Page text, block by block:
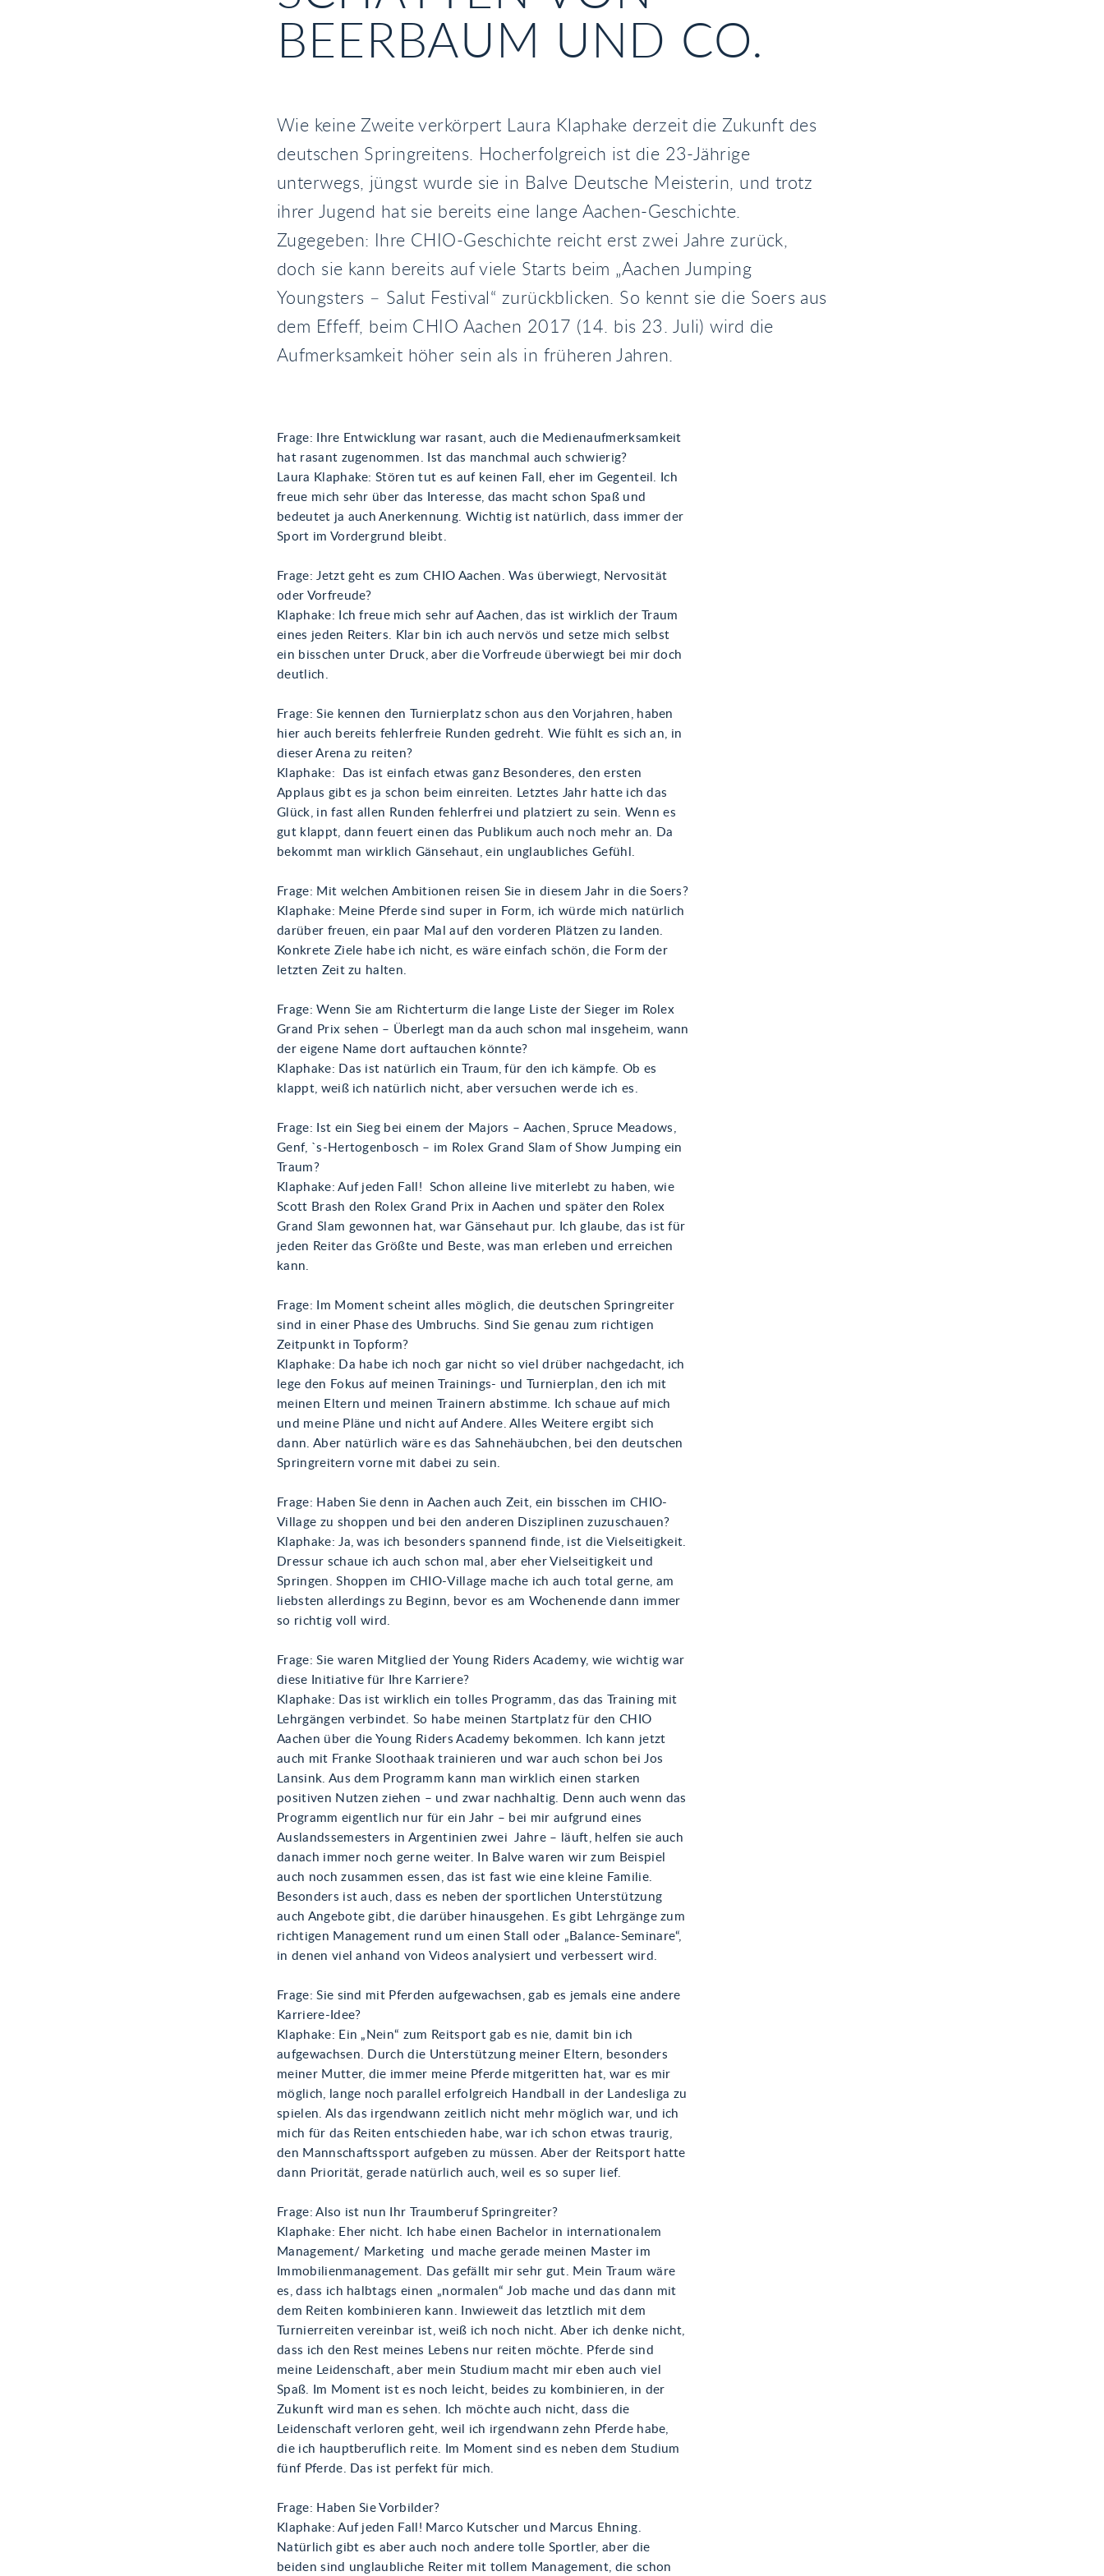
BEERBAUM UND CO.
Wie keine Zweite verkörpert Laura Klaphake derzeit die Zukunft des
deutschen Springreitens. Hocherfolgreich ist die 23-Jährige
unterwegs, jüngst wurde sie in Balve Deutsche Meisterin, und trotz
ihrer Jugend hat sie bereits eine lange Aachen-Geschichte.
Zugegeben: Ihre CHIO-Geschichte reicht erst zwei Jahre zurück,
doch sie kann bereits auf viele Starts beim „Aachen Jumping
Youngsters – Salut Festival“ zurückblicken. So kennt sie die Soers aus
dem Effeff, beim CHIO Aachen 2017 (14. bis 23. Juli) wird die
Aufmerksamkeit höher sein als in früheren Jahren.
Frage: Ihre Entwicklung war rasant, auch die Medienaufmerksamkeit
hat rasant zugenommen. Ist das manchmal auch schwierig?
Laura Klaphake: Stören tut es auf keinen Fall, eher im Gegenteil. Ich
freue mich sehr über das Interesse, das macht schon Spaß und
bedeutet ja auch Anerkennung. Wichtig ist natürlich, dass immer der
Sport im Vordergrund bleibt.
Frage: Jetzt geht es zum CHIO Aachen. Was überwiegt, Nervosität
oder Vorfreude?
Klaphake: Ich freue mich sehr auf Aachen, das ist wirklich der Traum
eines jeden Reiters. Klar bin ich auch nervös und setze mich selbst
ein bisschen unter Druck, aber die Vorfreude überwiegt bei mir doch
deutlich.
Frage: Sie kennen den Turnierplatz schon aus den Vorjahren, haben
hier auch bereits fehlerfreie Runden gedreht. Wie fühlt es sich an, in
dieser Arena zu reiten?
Klaphake: Das ist einfach etwas ganz Besonderes, den ersten
Applaus gibt es ja schon beim einreiten. Letztes Jahr hatte ich das
Glück, in fast allen Runden fehlerfrei und platziert zu sein. Wenn es
gut klappt, dann feuert einen das Publikum auch noch mehr an. Da
bekommt man wirklich Gänsehaut, ein unglaubliches Gefühl.
Frage: Mit welchen Ambitionen reisen Sie in diesem Jahr in die Soers?
Klaphake: Meine Pferde sind super in Form, ich würde mich natürlich
darüber freuen, ein paar Mal auf den vorderen Plätzen zu landen.
Konkrete Ziele habe ich nicht, es wäre einfach schön, die Form der
letzten Zeit zu halten.
Frage: Wenn Sie am Richterturm die lange Liste der Sieger im Rolex
Grand Prix sehen – Überlegt man da auch schon mal insgeheim, wann
der eigene Name dort auftauchen könnte?
Klaphake: Das ist natürlich ein Traum, für den ich kämpfe. Ob es
klappt, weiß ich natürlich nicht, aber versuchen werde ich es.
Frage: Ist ein Sieg bei einem der Majors – Aachen, Spruce Meadows,
Genf, `s-Hertogenbosch – im Rolex Grand Slam of Show Jumping ein
Traum?
Klaphake: Auf jeden Fall! Schon alleine live miterlebt zu haben, wie
Scott Brash den Rolex Grand Prix in Aachen und später den Rolex
Grand Slam gewonnen hat, war Gänsehaut pur. Ich glaube, das ist für
jeden Reiter das Größte und Beste, was man erleben und erreichen
kann.
Frage: Im Moment scheint alles möglich, die deutschen Springreiter
sind in einer Phase des Umbruchs. Sind Sie genau zum richtigen
Zeitpunkt in Topform?
Klaphake: Da habe ich noch gar nicht so viel drüber nachgedacht, ich
lege den Fokus auf meinen Trainings- und Turnierplan, den ich mit
meinen Eltern und meinen Trainern abstimme. Ich schaue auf mich
und meine Pläne und nicht auf Andere. Alles Weitere ergibt sich
dann. Aber natürlich wäre es das Sahnehäubchen, bei den deutschen
Springreitern vorne mit dabei zu sein.
Frage: Haben Sie denn in Aachen auch Zeit, ein bisschen im CHIO-
Village zu shoppen und bei den anderen Disziplinen zuzuschauen?
Klaphake: Ja, was ich besonders spannend finde, ist die Vielseitigkeit.
Dressur schaue ich auch schon mal, aber eher Vielseitigkeit und
Springen. Shoppen im CHIO-Village mache ich auch total gerne, am
liebsten allerdings zu Beginn, bevor es am Wochenende dann immer
so richtig voll wird.
Frage: Sie waren Mitglied der Young Riders Academy, wie wichtig war
diese Initiative für Ihre Karriere?
Klaphake: Das ist wirklich ein tolles Programm, das das Training mit
Lehrgängen verbindet. So habe meinen Startplatz für den CHIO
Aachen über die Young Riders Academy bekommen. Ich kann jetzt
auch mit Franke Sloothaak trainieren und war auch schon bei Jos
Lansink. Aus dem Programm kann man wirklich einen starken
positiven Nutzen ziehen – und zwar nachhaltig. Denn auch wenn das
Programm eigentlich nur für ein Jahr – bei mir aufgrund eines
Auslandssemesters in Argentinien zwei Jahre – läuft, helfen sie auch
danach immer noch gerne weiter. In Balve waren wir zum Beispiel
auch noch zusammen essen, das ist fast wie eine kleine Familie.
Besonders ist auch, dass es neben der sportlichen Unterstützung
auch Angebote gibt, die darüber hinausgehen. Es gibt Lehrgänge zum
richtigen Management rund um einen Stall oder „Balance-Seminare“,
in denen viel anhand von Videos analysiert und verbessert wird.
Frage: Sie sind mit Pferden aufgewachsen, gab es jemals eine andere
Karriere-Idee?
Klaphake: Ein „Nein“ zum Reitsport gab es nie, damit bin ich
aufgewachsen. Durch die Unterstützung meiner Eltern, besonders
meiner Mutter, die immer meine Pferde mitgeritten hat, war es mir
möglich, lange noch parallel erfolgreich Handball in der Landesliga zu
spielen. Als das irgendwann zeitlich nicht mehr möglich war, und ich
mich für das Reiten entschieden habe, war ich schon etwas traurig,
den Mannschaftssport aufgeben zu müssen. Aber der Reitsport hatte
dann Priorität, gerade natürlich auch, weil es so super lief.
Frage: Also ist nun Ihr Traumberuf Springreiter?
Klaphake: Eher nicht. Ich habe einen Bachelor in internationalem
Management/ Marketing und mache gerade meinen Master im
Immobilienmanagement. Das gefällt mir sehr gut. Mein Traum wäre
es, dass ich halbtags einen „normalen“ Job mache und das dann mit
dem Reiten kombinieren kann. Inwieweit das letztlich mit dem
Turnierreiten vereinbar ist, weiß ich noch nicht. Aber ich denke nicht,
dass ich den Rest meines Lebens nur reiten möchte. Pferde sind
meine Leidenschaft, aber mein Studium macht mir eben auch viel
Spaß. Im Moment ist es noch leicht, beides zu kombinieren, in der
Zukunft wird man es sehen. Ich möchte auch nicht, dass die
Leidenschaft verloren geht, weil ich irgendwann zehn Pferde habe,
die ich hauptberuflich reite. Im Moment sind es neben dem Studium
fünf Pferde. Das ist perfekt für mich.
Frage: Haben Sie Vorbilder?
Klaphake: Auf jeden Fall! Marco Kutscher und Marcus Ehning.
Natürlich gibt es aber auch noch andere tolle Sportler, aber die
beiden sind unglaubliche Reiter mit tollem Management, die schon